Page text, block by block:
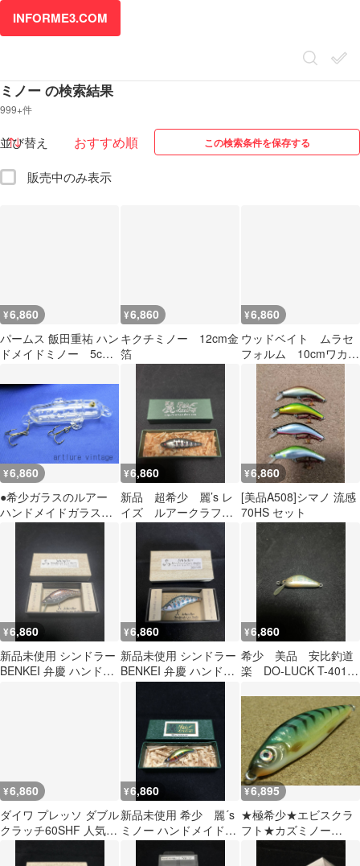
INFORME3.COM
ミノー の検索結果
999+件
販売中のみ表示
並び替え この検索条件を保存する
¥6,860
パームス 飯田重祐 ハン
ドメイドミノー 5cm
者）
¥6,860
キクチミノー 12cm金
箔
¥6,860
ウッドベイト ムラセ
フォルム 10cmワカサ
¥6,860
●希少ガラスのルアー
ハンドメイドガラスル
アー （10644-123）*
アー JAPAN
ARTLURE VINTAGE特
¥6,860
新品 超希少 麗’s レ
イズ ルアークラフ
ト レイズミノー ハ
ンドメイドミノー
¥6,860
[美品A508]シマノ 流感
70HS セット
¥6,860
新品未使用 シンドラー
BENKEI 弁慶 ハンドメ
¥6,860
新品未使用 シンドラー
BENKEI 弁慶 ハンドメ
イドミノー ②
¥6,860
希少 美品 安比釣道
楽 DO-LUCK T-401
トラウト ヤマメ ②
¥6,860
ダイワ プレッソ ダブル
クラッチ60SHF 人気カ
ラー5点セット エリア
トラウト HMKL ハンク
¥6,860
新品未使用 希少 麗´s
ミノー ハンドメイドミ
ノー レイズミノー オ
カマチャン ③
¥6,895
★極希少★エビスクラ
フト★カズミノー
HB80S★シェル★